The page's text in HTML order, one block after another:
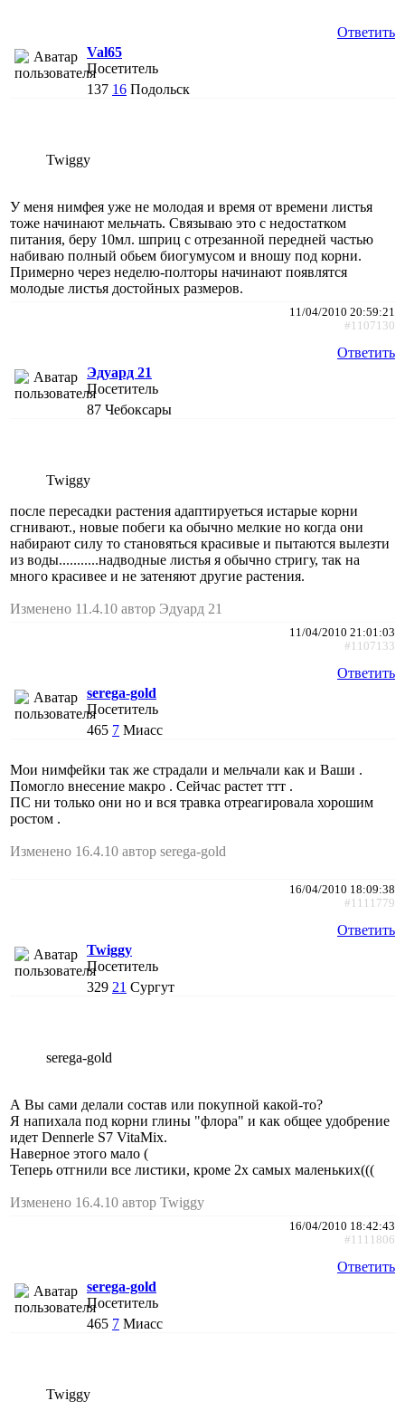
Ответить
Val65
Посетитель
137 16 Подольск
Twiggy
У меня нимфея уже не молодая и время от времени листья
тоже начинают мельчать. Связываю это с недостатком
питания, беру 10мл. шприц с отрезанной передней частью
набиваю полный обьем биогумусом и вношу под корни.
Примерно через неделю-полторы начинают появлятся
молодые листья достойных размеров.
11/04/2010 20:59:21
#1107130
Ответить
Эдуард 21
Посетитель
87 Чебоксары
Twiggy
после пересадки растения адаптируеться истарые корни
сгнивают., новые побеги ка обычно мелкие но когда они
набирают силу то становяться красивые и пытаются вылезти
из воды...........надводные листья я обычно стригу, так на
много красивее и не затеняют другие растения.
Изменено 11.4.10 автор Эдуард 21
11/04/2010 21:01:03
#1107133
Ответить
serega-gold
Посетитель
465 7 Миасс
Мои нимфейки так же страдали и мельчали как и Ваши .
Помогло внесение макро . Сейчас растет ттт .
ПС ни только они но и вся травка отреагировала хорошим
ростом .
Изменено 16.4.10 автор serega-gold
16/04/2010 18:09:38
#1111779
Ответить
Twiggy
Посетитель
329 21 Сургут
serega-gold
А Вы сами делали состав или покупной какой-то?
Я напихала под корни глины "флора" и как общее удобрение
идет Dennerle S7 VitaMix.
Наверное этого мало (
Теперь отгнили все листики, кроме 2х самых маленьких(((
Изменено 16.4.10 автор Twiggy
16/04/2010 18:42:43
#1111806
Ответить
serega-gold
Посетитель
465 7 Миасс
Twiggy